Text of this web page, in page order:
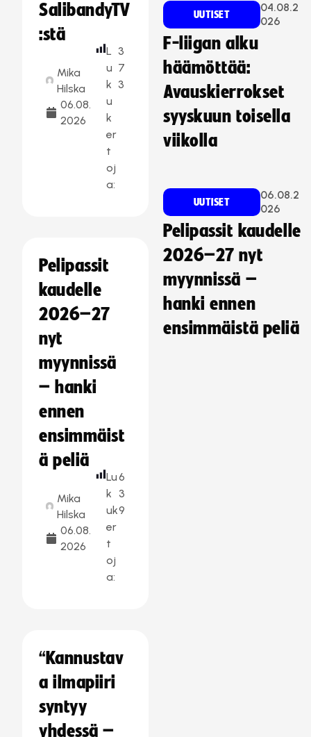
SalibandyTV
:stä
Mika
Hilska
06.08.
2026
L
u
k
u
k
er
t
oj
a:
3
7
3
Pelipassit
kaudelle
2026–27
nyt
myynnissä
– hanki
ennen
ensimmäist
ä peliä
Mika
Hilska
06.08.
2026
Lu
k
uk
er
t
oj
a:
6
3
9
“Kannustav
a ilmapiiri
syntyy
yhdessä –
UUTISET
04.08.2
026
F-liigan alku
häämöttää:
Avauskierrokset
syyskuun toisella
viikolla
UUTISET
06.08.2
026
Pelipassit kaudelle
2026–27 nyt
myynnissä –
hanki ennen
ensimmäistä peliä